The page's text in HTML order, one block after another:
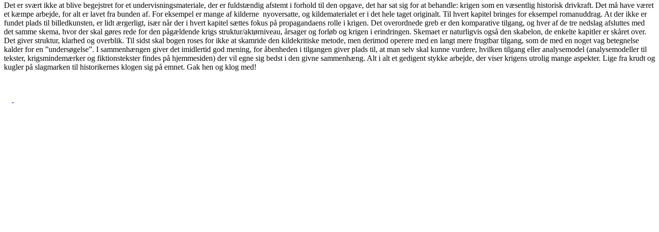
Det er svært ikke at blive begejstret for et undervisningsmateriale, der er fuldstændig afstemt i forhold til den opgave, det har sat sig for at behandle: krigen som en væsentlig historisk drivkraft. Det må have været
et kæmpe arbejde, for alt er lavet fra bunden af. For eksempel er mange af kilderne nyoversatte, og kildematerialet er i det hele taget originalt. Til hvert kapitel bringes for eksempel romanuddrag. At der ikke er
fundet plads til billedkunsten, er lidt ærgerligt, især når der i hvert kapitel sættes fokus på propagandaens rolle i krigen. Det overordnede greb er den komparative tilgang, og hver af de tre nedslag afsluttes med
det samme skema, hvor der skal gøres rede for den pågældende krigs struktur/aktørniveau, årsager og forløb og krigen i erindringen. Skemaet er naturligvis også den skabelon, de enkelte kapitler er skåret over.
Det giver struktur, klarhed og overblik. Til sidst skal bogen roses for ikke at skamride den kildekritiske metode, men derimod operere med en langt mere frugtbar tilgang, som de med en noget vag betegnelse
kalder for en ”undersøgelse”. I sammenhængen giver det imidlertid god mening, for åbenheden i tilgangen giver plads til, at man selv skal kunne vurdere, hvilken tilgang eller analysemodel (analysemodeller til
tekster, krigsmindemærker og fiktionstekster findes på hjemmesiden) der vil egne sig bedst i den givne sammenhæng. Alt i alt et gedigent stykke arbejde, der viser krigens utrolig mange aspekter. Lige fra krudt og
kugler på slagmarken til historikernes klogen sig på emnet. Gak hen og klog med!